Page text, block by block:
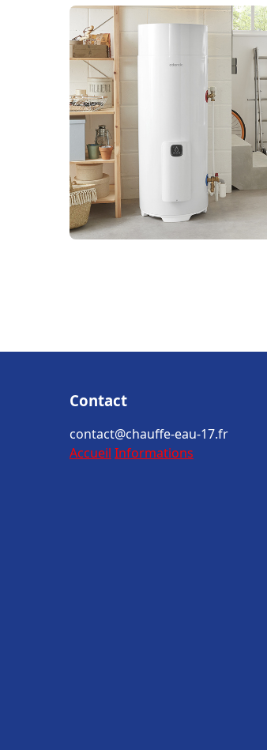
Contact
contact@chauffe-eau-17.fr
Accueil Informations